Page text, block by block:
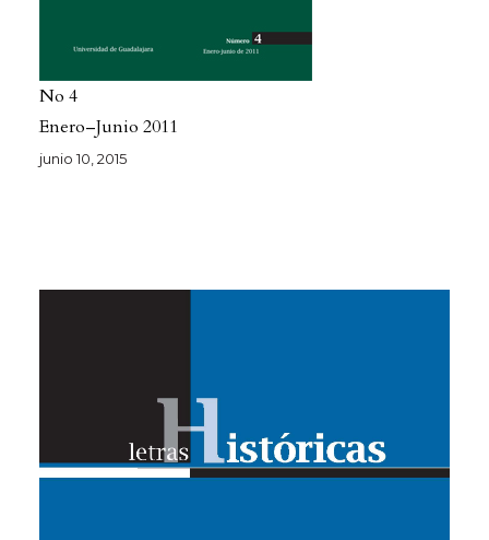
No 4
Enero–Junio 2011
junio 10, 2015